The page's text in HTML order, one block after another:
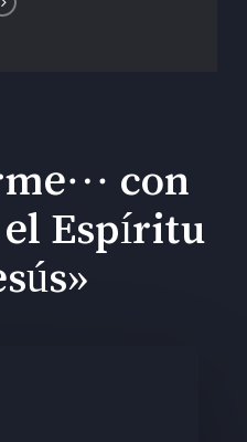
con
Espíritu